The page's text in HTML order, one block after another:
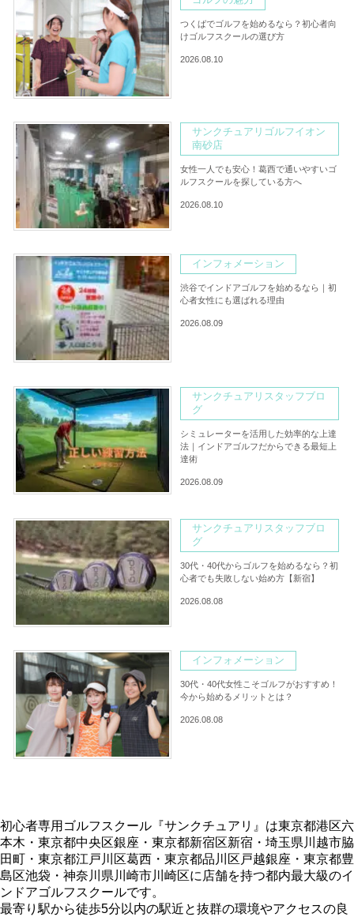
つくばでゴルフを始めるなら？初心者向
けゴルフスクールの選び方
2026.08.10
サンクチュアリゴルフイオン
南砂店
女性一人でも安心！葛西で通いやすいゴ
ルフスクールを探している方へ
2026.08.10
インフォメーション
渋谷でインドアゴルフを始めるなら｜初
心者女性にも選ばれる理由
2026.08.09
サンクチュアリスタッフブロ
グ
シミュレーターを活用した効率的な上達
法｜インドアゴルフだからできる最短上
達術
2026.08.09
サンクチュアリスタッフブロ
グ
30代・40代からゴルフを始めるなら？初
心者でも失敗しない始め方【新宿】
2026.08.08
インフォメーション
30代・40代女性こそゴルフがおすすめ！
今から始めるメリットとは？
2026.08.08
初心者専用ゴルフスクール『サンクチュアリ』は東京都港区六
本木・東京都中央区銀座・東京都新宿区新宿・埼玉県川越市脇
田町・東京都江戸川区葛西・東京都品川区戸越銀座・東京都豊
島区池袋・神奈川県川崎市川崎区に店舗を持つ都内最大級のイ
ンドアゴルフスクールです。
最寄り駅から徒歩5分以内の駅近と抜群の環境やアクセスの良